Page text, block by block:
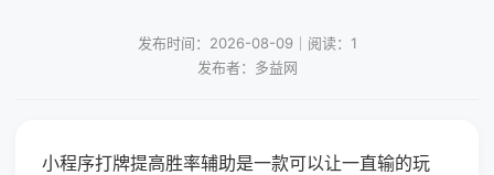
发布时间：2026-08-09｜阅读：1
发布者：多益网
小程序打牌提高胜率辅助是一款可以让一直输的玩